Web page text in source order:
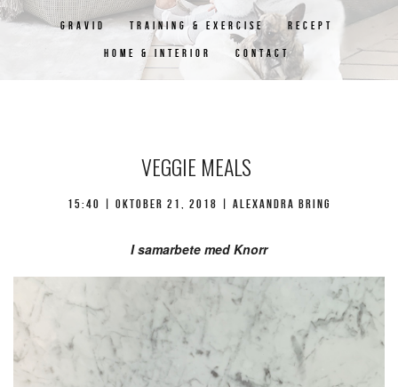
GRAVID TRAINING & EXERCISE RECEPT
HOME & INTERIOR CONTACT
VEGGIE MEALS
15:40 | oktober 21, 2018 | Alexandra Bring
I samarbete med Knorr